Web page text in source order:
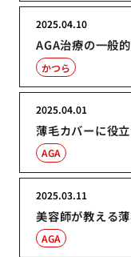
AGA治療の一般
2025.04.10
かつら
薄毛カバーに役
2025.04.01
AGA
美容師が教える
2025.03.11
AGA